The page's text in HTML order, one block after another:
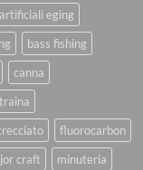
artificiali eging
bass fishing
canna
fluorocarbon
craft
minuteria